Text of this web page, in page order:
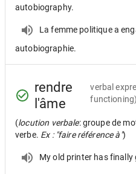
autobiography.
La femme politique a
autobiographie.
rendre
l'âme
verbal
(locution verbale: groupe de
verbe. Ex : "faire référence à")
My old printer has finally